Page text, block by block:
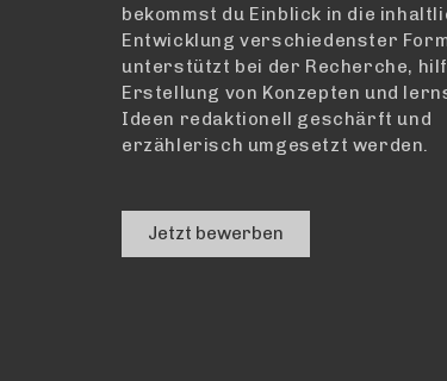
bekommst du Einblick in die
Entwicklung verschiedenster
unterstützt bei der Recherche,
Erstellung von Konzepten und
Ideen redaktionell geschärft und
erzählerisch umgesetzt werden.
Jetzt bewerben